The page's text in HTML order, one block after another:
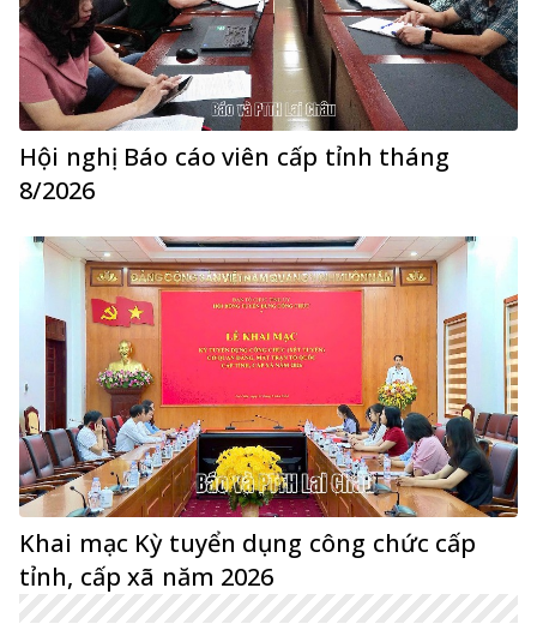
Hội nghị Báo cáo viên cấp tỉnh tháng
8/2026
Khai mạc Kỳ tuyển dụng công chức cấp
tỉnh, cấp xã năm 2026